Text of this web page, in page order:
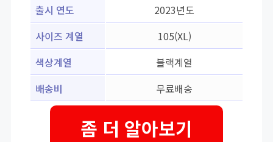
출시 연도
2023년도
사이즈 계열
105(XL)
색상계열
블랙계열
배송비
무료배송
좀 더 알아보기